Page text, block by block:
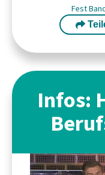
Fest
Infos: